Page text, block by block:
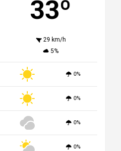
33º
29 km/h
5%
0%
0%
0%
0%